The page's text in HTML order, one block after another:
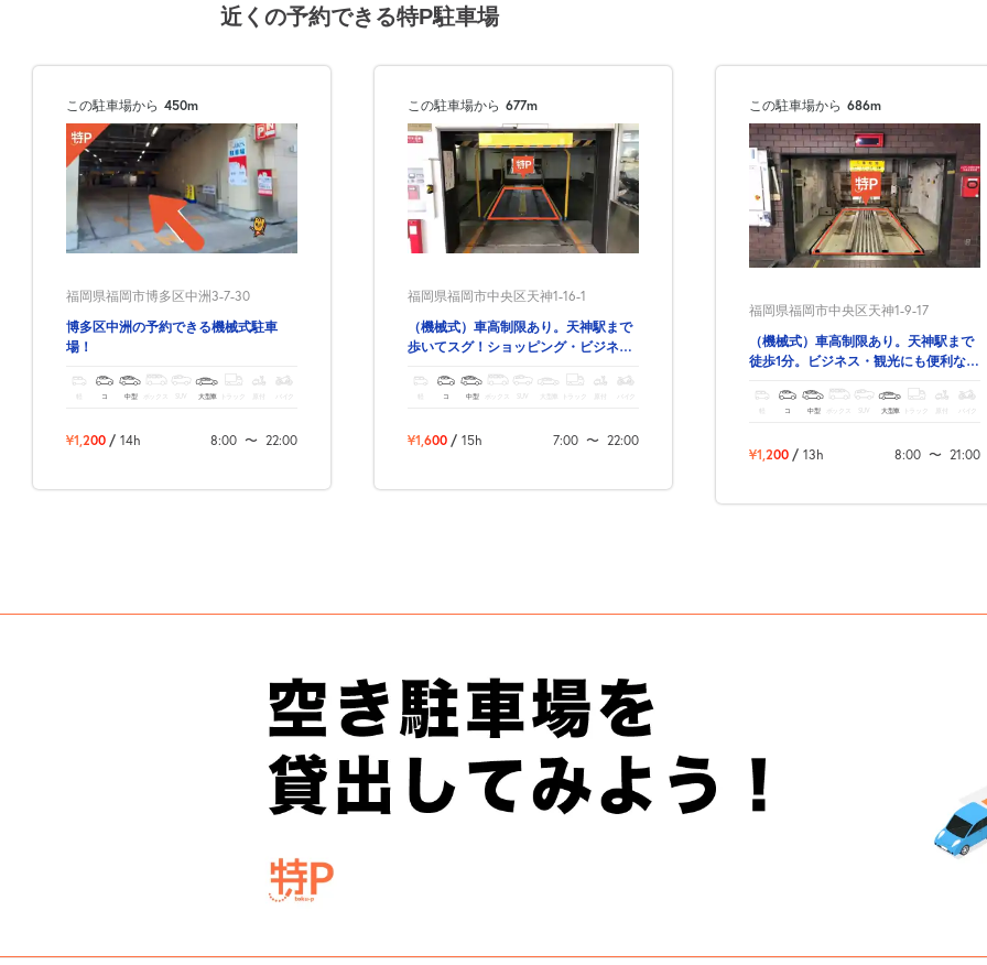
近くの予約できる特P駐車場
この駐車場から 450m
福岡県福岡市博多区中洲3-7-30
博多区中洲の予約できる機械式駐車
場！
軽 コ 中型 ボックス SUV 大型車 トラック バイク
¥1,200 / 14h 8:00 〜 22:00
この駐車場から 677m
福岡県福岡市中央区天神1-16-1
（機械式）車高制限あり。天神駅まで
歩いてスグ！ショッピング・ビジネ
軽 コ 中型 ボックス SUV 大型車 トラック バイク
¥1,600 / 15h 7:00 〜 22:00
この駐車場から 686m
福岡県福岡市中央区天神1-9-17
（機械式）車高制限あり。天神駅まで
徒歩1分。ビジネス・観光にも便利な駐
軽 コ 中型 ボックス SUV 大型車 トラック バイク
¥1,200 / 13h 8:00 〜 21:00